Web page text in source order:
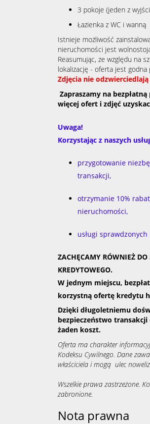
3 pokoje (jeden z
Łazienka z WC i wanną
Istnieje możliwość
nieruchomości jest
Reasumując, ze względu na
lokalizację - oferta jest godna
Zdjęcia nie
Zapraszamy na
więcej ofert i zdjęć
Uwaga!
Korzystając z naszych
przygotowanie
transakcji,
otrzymanie 10%
nieruchomości,
usługi
ZACHĘCAMY RÓWNIEŻ
KREDYTOWEGO.
W jednym miejscu,
korzystną ofertę kredytu
Dzięki długoletniemu
bezpieczeństwo
żaden koszt.
Oferta ma charakter
Kodeksu Cywilnego. Dane
właściciela i mogą ulec
Wszelkie prawa zastrzeżone.
zabronione.
Nota prawna